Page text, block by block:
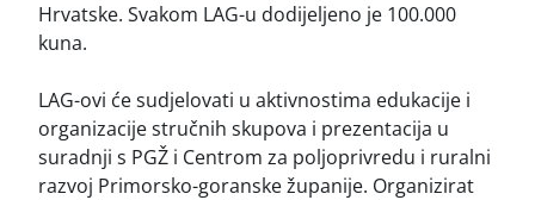
Hrvatske. Svakom LAG-u dodijeljeno je 100.000
kuna.
LAG-ovi će sudjelovati u aktivnostima edukacije i
organizacije stručnih skupova i prezentacija u
suradnji s PGŽ i Centrom za poljoprivredu i ruralni
razvoj Primorsko-goranske županije. Organizirat